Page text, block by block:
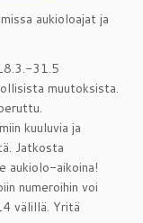
aukioloajat ja
31.5
muutoksista.
kuuluvia ja
Jatkosta
aukiolo-aikoina!
numeroihin voi
välillä. Yritä